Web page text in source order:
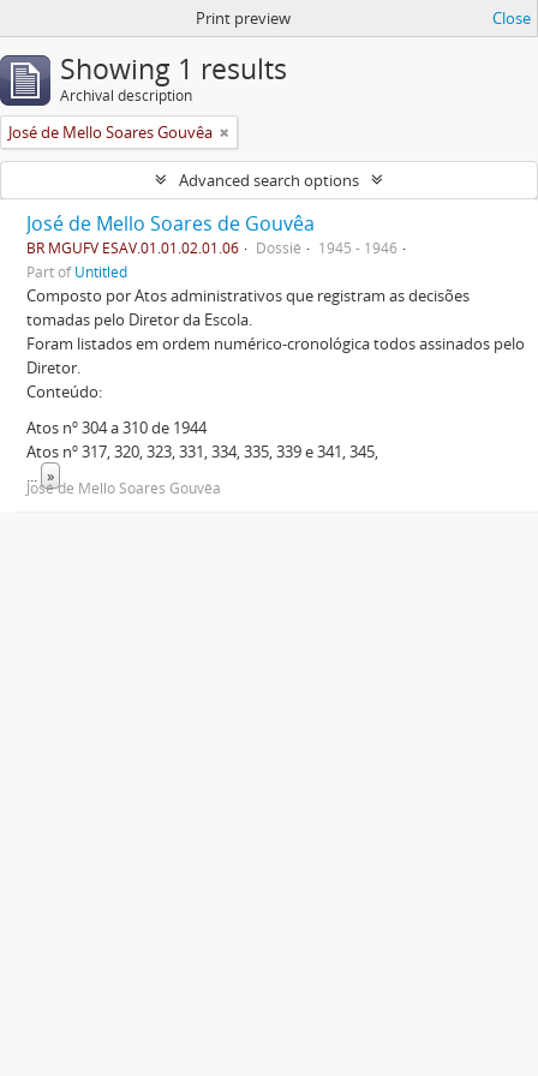
Print preview Close
Showing 1 results
Archival description
José de Mello Soares Gouvêa
Advanced search options
José de Mello Soares de Gouvêa
BR MGUFV ESAV.01.01.02.01.06 Dossiê
1945 - 1946
Part ofUntitled
Composto por Atos administrativos que registram as decisões
tomadas pelo Diretor da Escola.
Foram listados em ordem numérico-cronológica todos assinados pelo
Diretor.
Conteúdo:
Atos nº 304 a 310 de 1944
Atos nº 317, 320, 323, 331, 334, 335, 339 e 341, 345,
... »
José de Mello Soares Gouvêa